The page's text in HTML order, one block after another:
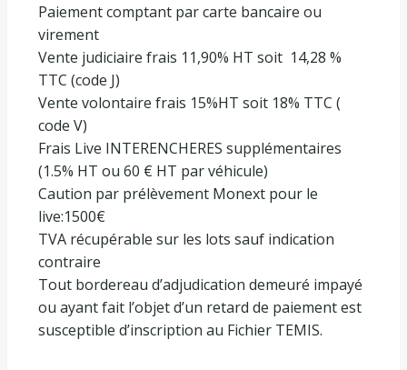
Paiement comptant par carte bancaire ou
virement
Vente judiciaire frais 11,90% HT soit 14,28 %
TTC (code J)
Vente volontaire frais 15%HT soit 18% TTC (
code V)
Frais Live INTERENCHERES supplémentaires
(1.5% HT ou 60 € HT par véhicule)
Caution par prélèvement Monext pour le
live:1500€
TVA récupérable sur les lots sauf indication
contraire
Tout bordereau d’adjudication demeuré impayé
ou ayant fait l’objet d’un retard de paiement est
susceptible d’inscription au Fichier TEMIS.